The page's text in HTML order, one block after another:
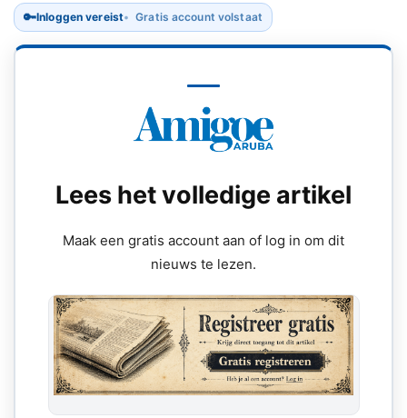
🔑Inloggen vereist Gratis account volstaat
Lees het volledige artikel
Maak een gratis account aan of log in om dit
nieuws te lezen.